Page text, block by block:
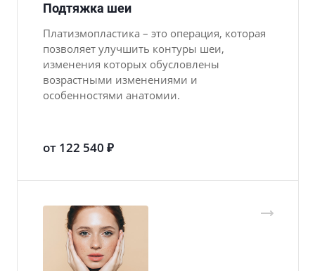
Подтяжка шеи
Платизмопластика – это операция, которая
позволяет улучшить контуры шеи,
изменения которых обусловлены
возрастными изменениями и
особенностями анатомии.
от 122 540 ₽